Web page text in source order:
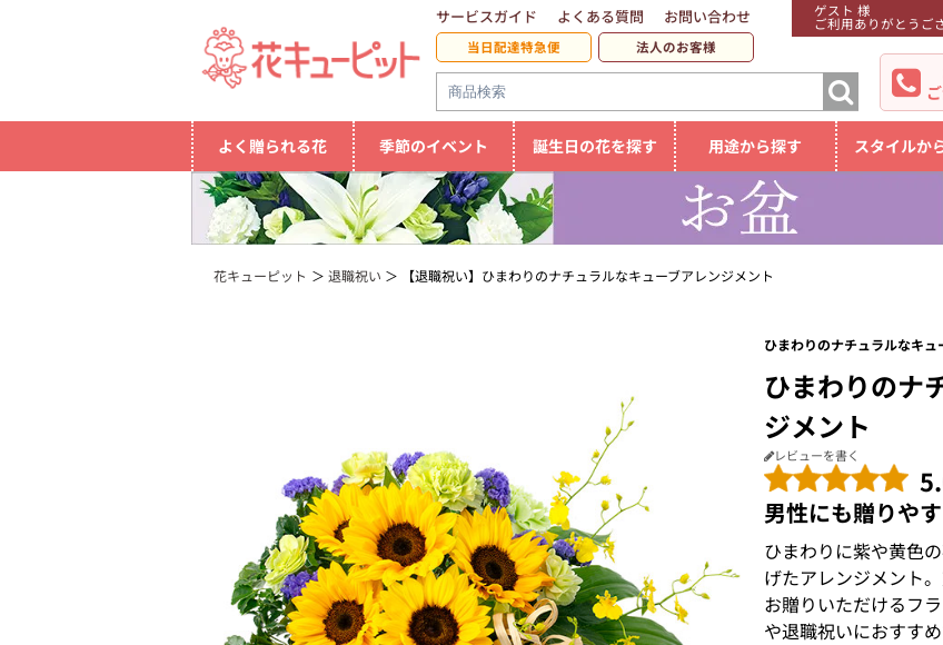
ゲスト 様
ご利用ありがとうご
サービスガイド よくある質問 お問い合わせ
当日配達特急便 法人のお客様
よく贈られる花 季節のイベント 誕生日の花を探す 用途から探す スタイルか
花キューピット 退職祝い 【退職祝い】ひまわりのナチュラルなキューブアレンジメント
ひまわりのナチュラルなキ
ひまわりのナ
ジメント
レビューを書く
男性にも贈りや
ひまわりに紫や黄色
げたアレンジメント
お贈りいただけるフ
や退職祝いにおすすめ